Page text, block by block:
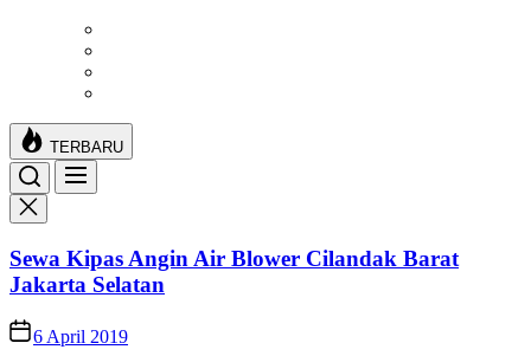
TERBARU
Sewa Kipas Angin Air Blower Cilandak Barat
Jakarta Selatan
6 April 2019